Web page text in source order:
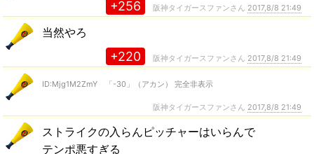
+256 阪神タイガースファンさん 2017,8/8 21:49
当然やろ
+220 阪神タイガースファンさん 2017,8/8 21:49
ID:Mjg1M2ZmY 「-30」（アカン） 完全非表示
阪神タイガースファンさん 2017,8/8 21:49
ストライクの入らんピッチャーはいらんで
テンポ悪すぎる